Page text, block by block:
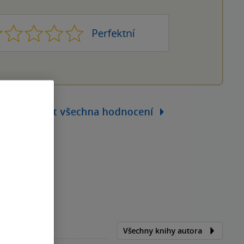
2 3 4 Perfektní
5
Zobrazit všechna hodnocení
Všechny knihy autora